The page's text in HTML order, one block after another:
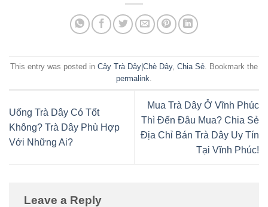
This entry was posted in Cây Trà Dây|Chè Dây, Chia Sẻ . Bookmark the
permalink
Uống Trà Dây Có Tốt
Không? Trà Dây Phù Hợp
Với Những Ai?
Mua Trà Dây Ở Vĩnh Phúc
Thì Đến Đâu Mua? Chia Sẻ
Địa Chỉ Bán Trà Dây Uy Tín
Tại Vĩnh Phúc!
Leave a Reply